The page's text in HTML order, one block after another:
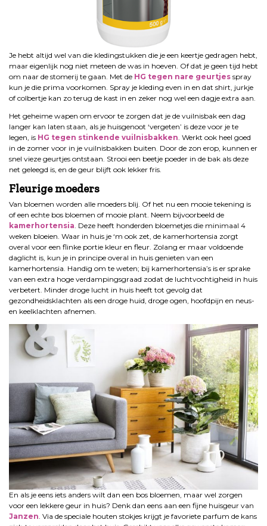
Je hebt altijd wel van die kledingstukken die je een keertje gedragen hebt,
maar eigenlijk nog niet meteen de was in hoeven. Of dat je geen tijd hebt
om naar de stomerij te gaan. Met de HG tegen nare geurtjes spray
kun je die prima voorkomen. Spray je kleding even in en dat shirt, jurkje
of colbertje kan zo terug de kast in en zeker nog wel een dagje extra aan.
Het geheime wapen om ervoor te zorgen dat je de vuilnisbak een dag
langer kan laten staan, als je huisgenoot ‘vergeten’ is deze voor je te
legen, is HG tegen stinkende vuilnisbakken . Werkt ook heel goed
in de zomer voor in je vuilnisbakken buiten. Door de zon erop, kunnen er
snel vieze geurtjes ontstaan. Strooi een beetje poeder in de bak als deze
net geleegd is, en de geur blijft ook lekker fris.
Fleurige moeders
Van bloemen worden alle moeders blij. Of het nu een mooie tekening is
of een echte bos bloemen of mooie plant. Neem bijvoorbeeld de
kamerhortensia . Deze heeft honderden bloemetjes die minimaal 4
weken bloeien. Waar in huis je ‘m ook zet, de kamerhortensia zorgt
overal voor een flinke portie kleur en fleur. Zolang er maar voldoende
daglicht is, kun je in principe overal in huis genieten van een
kamerhortensia. Handig om te weten; bij kamerhortensia’s is er sprake
van een extra hoge verdampingsgraad zodat de luchtvochtigheid in huis
verbetert. Minder droge lucht in huis heeft tot gevolg dat
gezondheidsklachten als een droge huid, droge ogen, hoofdpijn en neus-
en keelklachten afnemen.
En als je eens iets anders wilt dan een bos bloemen, maar wel zorgen
voor een lekkere geur in huis? Denk dan eens aan een fijne huisgeur van
Janzen . Via de speciale houten stokjes krijgt je favoriete parfum de kans